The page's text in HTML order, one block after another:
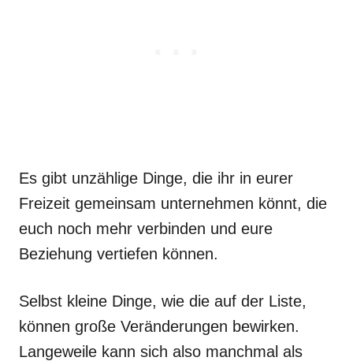
Es gibt unzählige Dinge, die ihr in eurer
Freizeit gemeinsam unternehmen könnt, die
euch noch mehr verbinden und eure
Beziehung vertiefen können.
Selbst kleine Dinge, wie die auf der Liste,
können große Veränderungen bewirken.
Langeweile kann sich also manchmal als